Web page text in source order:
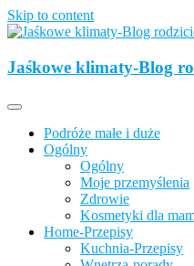
Skip to content
Jaśkowe klimaty-
z dzieckiem, lubimy podróże,
Jaśkowe klimaty-Blog
Podróże małe i duże
Ogólny
Ogólny
Moje przemyślenia
Zdrowie
Kosmetyki dla
Home-Przepisy
Kuchnia-Przepisy